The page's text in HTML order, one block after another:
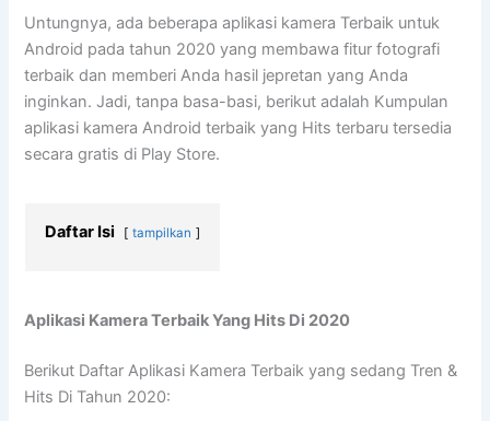
Untungnya, ada beberapa aplikasi kamera Terbaik untuk
Android pada tahun 2020 yang membawa fitur fotografi
terbaik dan memberi Anda hasil jepretan yang Anda
inginkan. Jadi, tanpa basa-basi, berikut adalah Kumpulan
aplikasi kamera Android terbaik yang Hits terbaru tersedia
secara gratis di Play Store.
Daftar Isi tampilkan
Aplikasi Kamera Terbaik Yang Hits Di 2020
Berikut Daftar Aplikasi Kamera Terbaik yang sedang Tren &
Hits Di Tahun 2020: